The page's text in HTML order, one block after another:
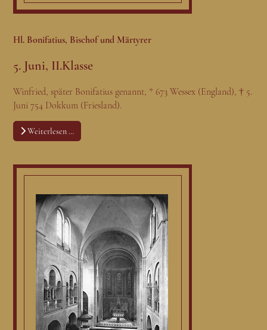
Hl. Bonifatius, Bischof und Märtyrer
5. Juni, II.Klasse
Winfried, später Bonifatius genannt, * 673 Wessex (England), † 5.
Juni 754 Dokkum (Friesland).
Weiterlesen …